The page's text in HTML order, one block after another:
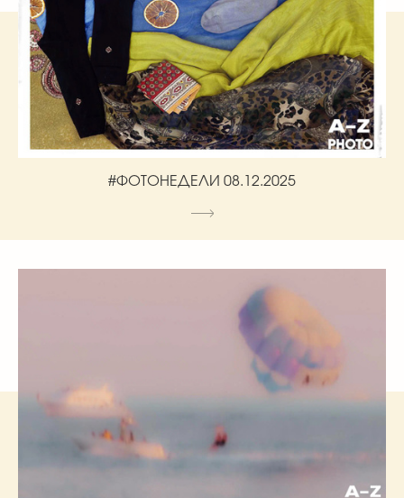
#ФОТОНЕДЕЛИ 08.12.2025